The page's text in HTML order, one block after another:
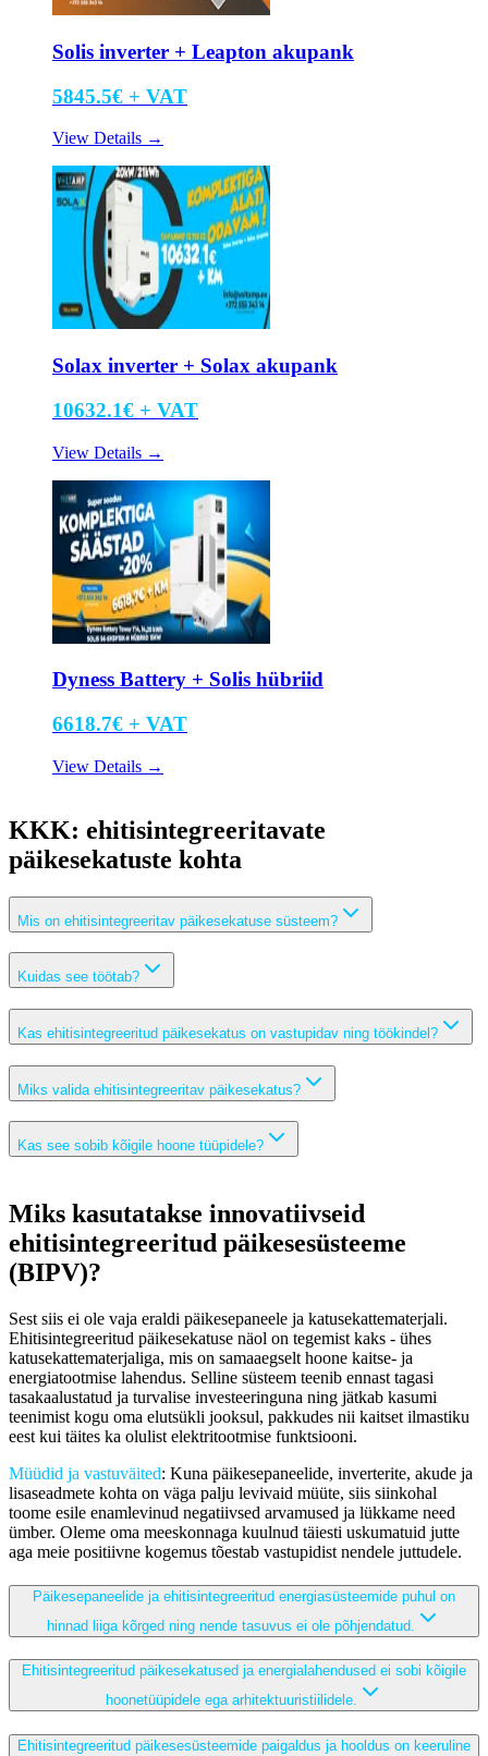
Solis inverter + Leapton akupank
5845.5€ + VAT
View Details →
Solax inverter + Solax akupank
10632.1€ + VAT
View Details →
Dyness Battery + Solis hübriid
6618.7€ + VAT
View Details →
KKK: ehitisintegreeritavate
päikesekatuste kohta
Mis on ehitisintegreeritav päikesekatuse süsteem?
Kuidas see töötab?
Kas ehitisintegreeritud päikesekatus on vastupidav ning töökindel?
Miks valida ehitisintegreeritav päikesekatus?
Kas see sobib kõigile hoone tüüpidele?
Miks kasutatakse innovatiivseid
ehitisintegreeritud päikesesüsteeme
(BIPV)?
Sest siis ei ole vaja eraldi päikesepaneele ja katusekattematerjali.
Ehitisintegreeritud päikesekatuse näol on tegemist kaks - ühes
katusekattematerjaliga, mis on samaaegselt hoone kaitse- ja
energiatootmise lahendus. Selline süsteem teenib ennast tagasi
tasakaalustatud ja turvalise investeeringuna ning jätkab kasumi
teenimist kogu oma elutsükli jooksul, pakkudes nii kaitset ilmastiku
eest kui täites ka olulist elektritootmise funktsiooni.
Müüdid ja vastuväited: Kuna päikesepaneelide, inverterite, akude ja
lisaseadmete kohta on väga palju levivaid müüte, siis siinkohal
toome esile enamlevinud negatiivsed arvamused ja lükkame need
ümber. Oleme oma meeskonnaga kuulnud täiesti uskumatuid jutte
aga meie positiivne kogemus tõestab vastupidist nendele juttudele.
Päikesepaneelide ja ehitisintegreeritud energiasüsteemide puhul on
hinnad liiga kõrged ning nende tasuvus ei ole põhjendatud.
Ehitisintegreeritud päikesekatused ja energialahendused ei sobi kõigile
hoonetüüpidele ega arhitektuuristiilidele.
Ehitisintegreeritud päikesesüsteemide paigaldus ja hooldus on keeruline